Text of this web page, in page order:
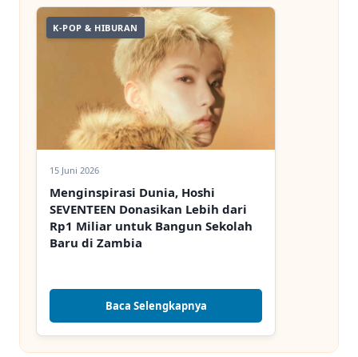
K-POP & HIBURAN
15 Juni 2026
Menginspirasi Dunia, Hoshi
SEVENTEEN Donasikan Lebih dari
Rp1 Miliar untuk Bangun Sekolah
Baru di Zambia
Baca Selengkapnya